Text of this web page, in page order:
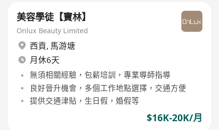
美容學徒【寶林】
Onlux Beauty Limited
西貢, 馬游塘
月休6天
無須相關經驗，包薪培訓，專業導師指導
良好晉升機會，多個工作地點選擇，交通方便
提供交通津貼，生日假，婚假等
$16K-20K/月